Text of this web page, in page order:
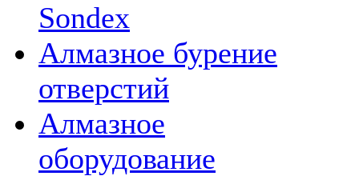
Sondex
Алмазное бурение
отверстий
Алмазное
оборудование